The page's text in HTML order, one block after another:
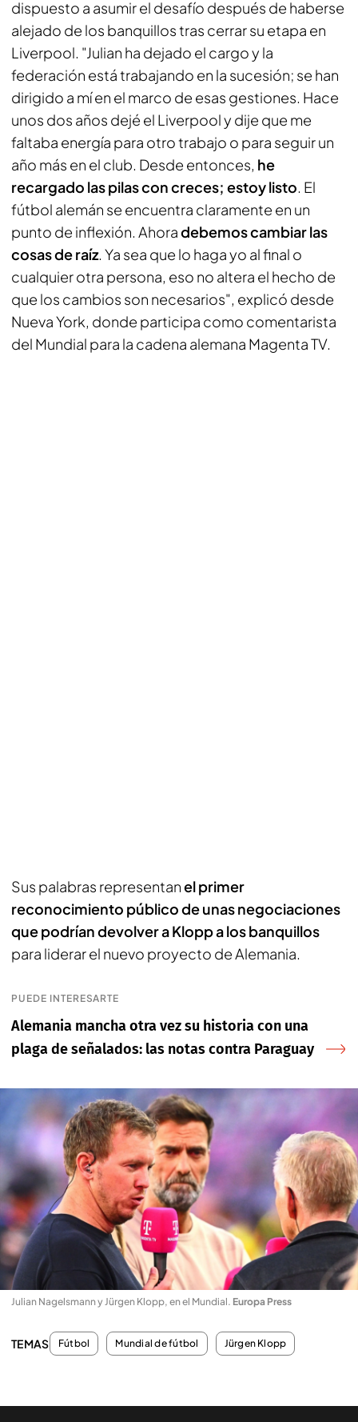
dispuesto a asumir el desafío después de haberse
alejado de los banquillos tras cerrar su etapa en
Liverpool. "Julian ha dejado el cargo y la
federación está trabajando en la sucesión; se han
dirigido a mí en el marco de esas gestiones. Hace
unos dos años dejé el Liverpool y dije que me
faltaba energía para otro trabajo o para seguir un
año más en el club. Desde entonces, he
recargado las pilas con creces; estoy listo. El
fútbol alemán se encuentra claramente en un
punto de inflexión. Ahoradebemos cambiar las
cosas de raíz. Ya sea que lo haga yo al final o
cualquier otra persona, eso no altera el hecho de
que los cambios son necesarios", explicó desde
Nueva York, donde participa como comentarista
del Mundial para la cadena alemana Magenta TV.
Sus palabras representanel primer
reconocimiento público de unas negociaciones
que podrían devolver a Klopp a los banquillos
para liderar el nuevo proyecto de Alemania.
PUEDE INTERESARTE
Alemania mancha otra vez su historia con una
plaga de señalados: las notas contra Paraguay
Julian Nagelsmann y Jürgen Klopp, en el Mundial. Europa Press
TEMAS Fútbol Mundial de fútbol Jürgen Klopp